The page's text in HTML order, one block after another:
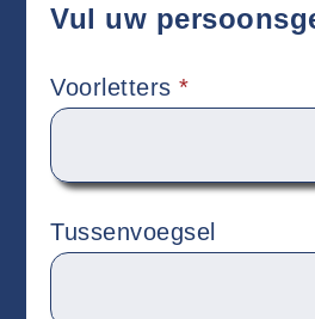
Vul uw
Voorletters*
Tussenvoegsel